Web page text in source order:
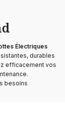
Électriques
durables
efficacement vos
besoins